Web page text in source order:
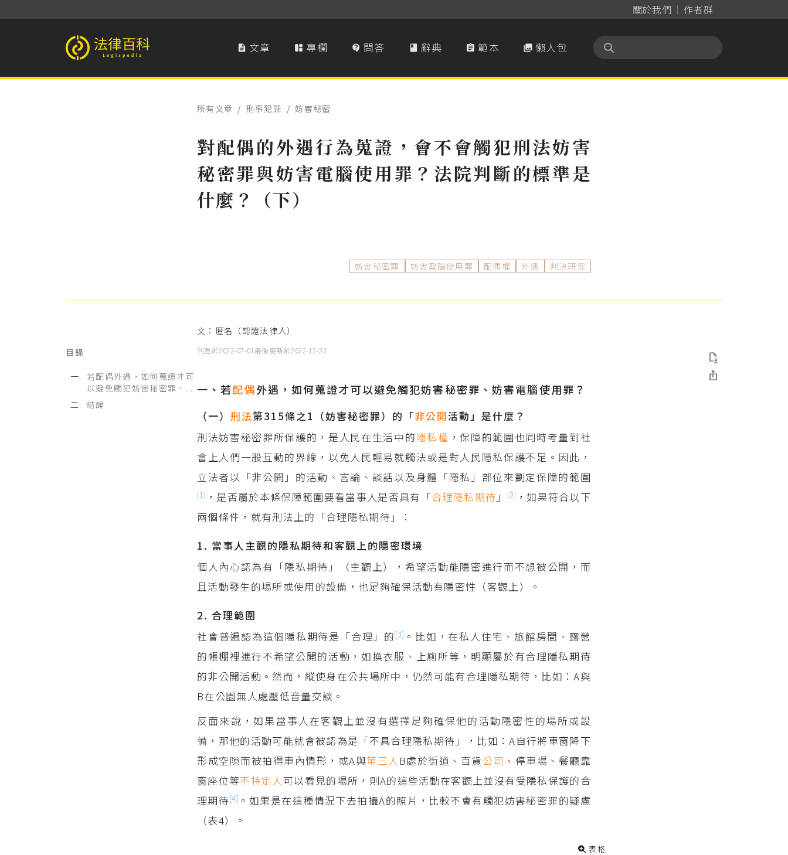
關於我們 作者群
法律百科 Legispedia  文章  專欄  問答  辭典  範本  懶人包
所有文章 / 刑事犯罪 / 妨害秘密
對配偶的外遇行為蒐證，會不會觸犯刑法妨害
秘密罪與妨害電腦使用罪？法院判斷的標準是
什麼？（下）
妨害秘密罪 妨害電腦使用罪 配偶權 外遇 判決研究
目錄
若配偶外遇，如何蒐證才可
以避免觸犯妨害秘密罪、...
結論
文：匿名（認證法律人）
刊登於2022-07-01最後更新於2022-12-23
一、若配偶外遇，如何蒐證才可以避免觸犯妨害秘密罪、妨害電腦使用罪？
（一）刑法第315條之1（妨害秘密罪）的「非公開活動」是什麼？
刑法妨害秘密罪所保護的，是人民在生活中的隱私權 ，保障的範圍也同時考量到社
會上人們一般互動的界線，以免人民輕易就觸法或是對人民隱私保護不足。因此，
立法者以「非公開」的活動、言論、談話以及身體「隱私」部位來劃定保障的範圍
[1] ，是否屬於本條保障範圍要看當事人是否具有「合理隱私期待 」 [2] ，如果符合以下
兩個條件，就有刑法上的「合理隱私期待」：
1. 當事人主觀的隱私期待和客觀上的隱密環境
個人內心認為有「隱私期待」（主觀上），希望活動能隱密進行而不想被公開，而
且活動發生的場所或使用的設備，也足夠確保活動有隱密性（客觀上）。
2. 合理範圍
社會普遍認為這個隱私期待是「合理」的 [3] 。比如，在私人住宅、旅館房間、露營
的帳棚裡進行不希望公開的活動，如換衣服、上廁所等，明顯屬於有合理隱私期待
的非公開活動。然而，縱使身在公共場所中，仍然可能有合理隱私期待，比如：A與
B在公園無人處壓低音量交談。
反面來說，如果當事人在客觀上並沒有選擇足夠確保他的活動隱密性的場所或設
備，那他的活動可能就會被認為是「不具合理隱私期待」，比如：A自行將車窗降下
形成空隙而被拍得車內情形，或A與第三人 B處於街道、百貨公司 、停車場、餐廳靠
窗座位等不特定人 可以看見的場所，則A的這些活動在客觀上並沒有受隱私保護的合
理期待[4] 。如果是在這種情況下去拍攝A的照片，比較不會有觸犯妨害秘密罪的疑慮
（表4）。
表格

